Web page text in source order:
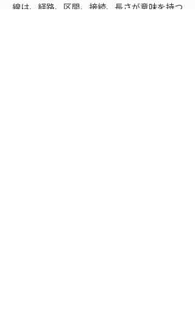
線は、経路、区間、接続、長さが意味を持つ